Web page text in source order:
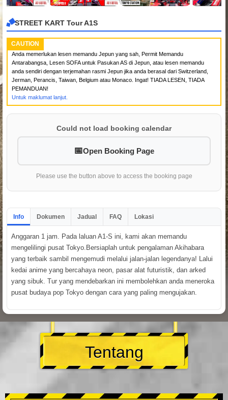
STREET KART Tour A1S
CAUTION
Anda memerlukan lesen memandu Jepun yang sah, Permit Memandu
Antarabangsa, Lesen SOFA untuk Pasukan AS di Jepun, atau lesen memandu
anda sendiri dengan terjemahan rasmi Jepun jika anda berasal dari Switzerland,
Jerman, Perancis, Taiwan, Belgium atau Monaco. Ingat! TIADA LESEN, TIADA
PEMANDUAN!
Untuk maklumat lanjut.
Could not load booking calendar
Open Booking Page
Please use the button above to access the booking page
Info Dokumen Jadual FAQ Lokasi
Anggaran 1 jam. Pada laluan A1-S ini, kami akan memandu
mengelilingi pusat Tokyo.Bersiaplah untuk pengalaman Akihabara
yang terbaik sambil mengemudi melalui jalan-jalan legendanya! Lalui
kedai anime yang bercahaya neon, pasar alat futuristik, dan arked
yang sibuk. Tur yang mendebarkan ini membolehkan anda meneroka
pusat budaya pop Tokyo dengan cara yang paling mengujakan.
Tentang